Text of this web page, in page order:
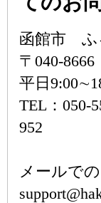
函館市 ふ
〒040-
平日
TEL：050-
952
メールで